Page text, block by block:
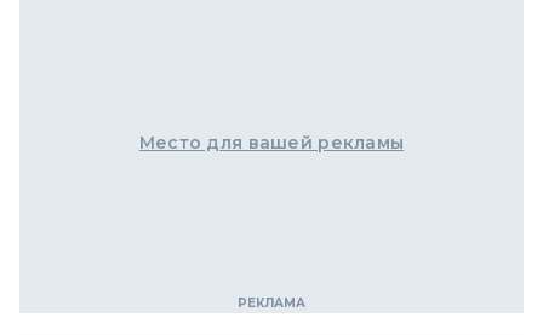
Место для вашей рекламы